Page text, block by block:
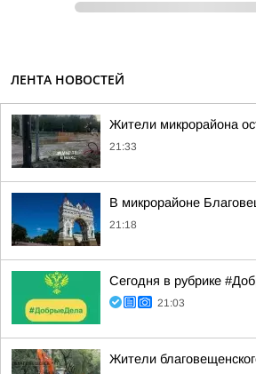
ЛЕНТА НОВОСТЕЙ
Жители микрорайона
21:33
В микрорайоне
21:18
Сегодня в рубрике
21:03
Жители